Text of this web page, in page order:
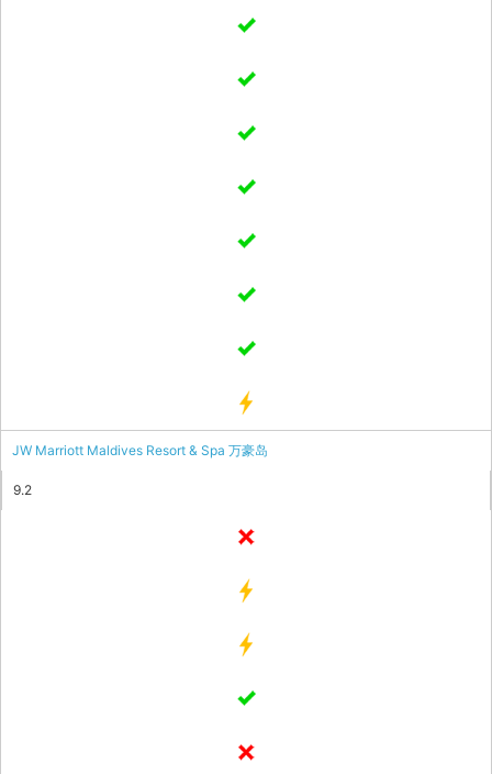
JW Marriott Maldives Resort & Spa 万豪岛
9.2